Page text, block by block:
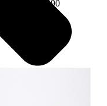
5490